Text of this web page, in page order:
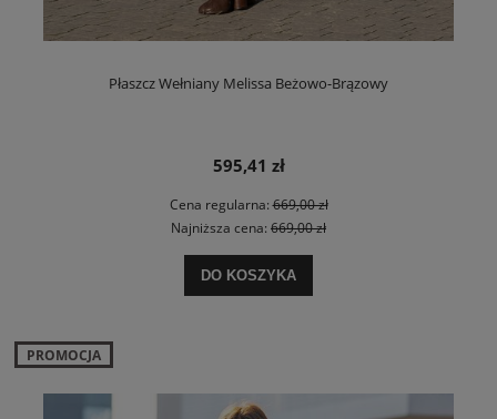
Płaszcz Wełniany Melissa Beżowo-Brązowy
595,41 zł
Cena regularna:669,00 zł
Najniższa cena: 669,00 zł
DO KOSZYKA
PROMOCJA